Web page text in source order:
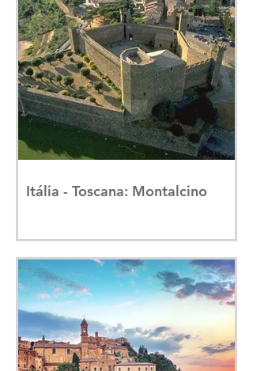
Itália - Toscana: Montalcino